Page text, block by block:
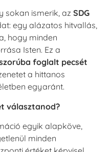
sokan ismerik, az SDG
egy alázatos hitvallás,
hogy minden
Isten. Ez a
foglalt pecsét
a hittanos
egyaránt.
választanod?
egyik alapköve,
minden